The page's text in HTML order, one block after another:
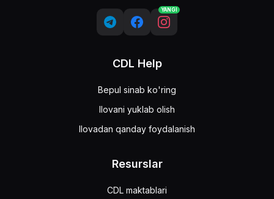
YANGI
CDL Help
Bepul sinab ko'ring
Ilovani yuklab olish
Ilovadan qanday foydalanish
Resurslar
CDL maktablari